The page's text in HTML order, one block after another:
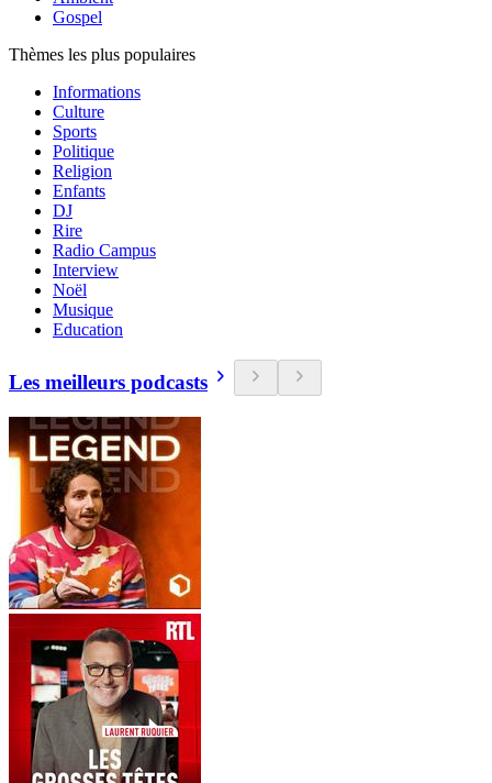
Gospel
Thèmes les plus populaires
Informations
Culture
Sports
Politique
Religion
Enfants
DJ
Rire
Radio Campus
Interview
Noël
Musique
Education
Les meilleurs podcasts